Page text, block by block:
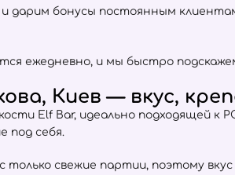
дарим бонусы постоянным
ежедневно, и мы быстро
Киев — вкус,
Elf Bar, идеально подходящей к
под себя.
только свежие партии, поэтому